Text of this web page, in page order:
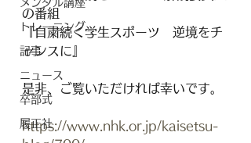
メンタル講座
トレーニング
記事
ニュース
卒部式
履正社
の番組
『自粛続く学生スポーツ　逆境をチ
ャンスに』
是非、ご覧いただければ幸いです。
https://www.nhk.or.jp/kaisetsu-